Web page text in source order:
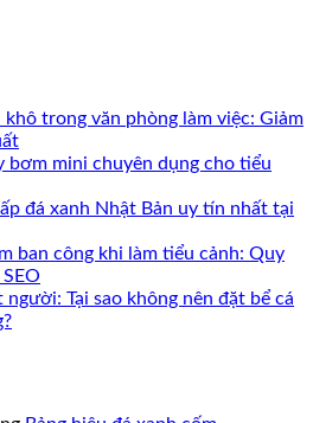
trong văn phòng làm việc: Giảm
bơm mini chuyên dụng cho tiểu
đá xanh Nhật Bản uy tín nhất tại
ban công khi làm tiểu cảnh: Quy
người: Tại sao không nên đặt bể cá